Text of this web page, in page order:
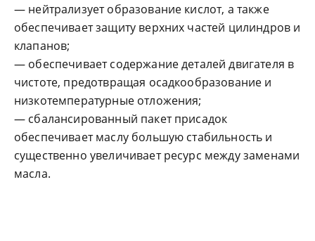
— нейтрализует образование кислот, а также
обеспечивает защиту верхних частей цилиндров и
клапанов;
— обеспечивает содержание деталей двигателя в
чистоте, предотвращая осадкообразование и
низкотемпературные отложения;
— сбалансированный пакет присадок
обеспечивает маслу большую стабильность и
существенно увеличивает ресурс между заменами
масла.